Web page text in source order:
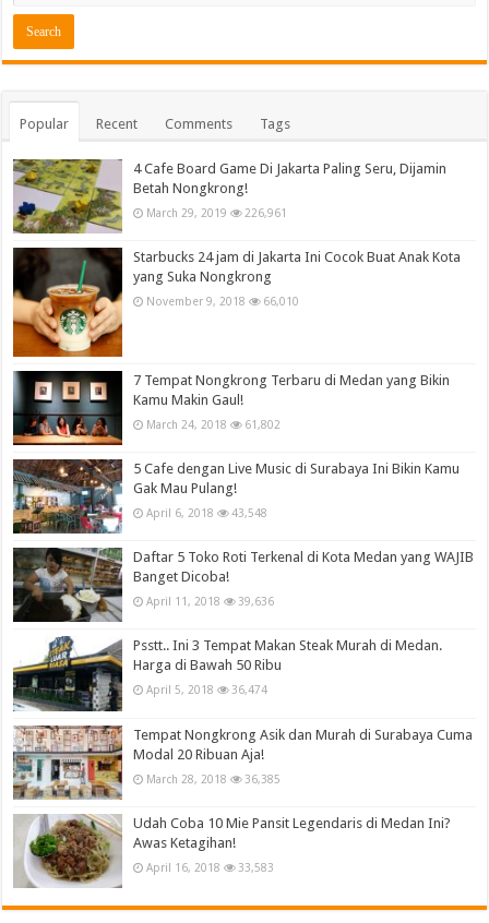
Popular Recent Comments Tags
4 Cafe Board Game Di Jakarta Paling Seru, Dijamin
Betah Nongkrong!
March 29, 2019 226,961
Starbucks 24 jam di Jakarta Ini Cocok Buat Anak Kota
yang Suka Nongkrong
November 9, 2018 66,010
7 Tempat Nongkrong Terbaru di Medan yang Bikin
Kamu Makin Gaul!
March 24, 2018 61,802
5 Cafe dengan Live Music di Surabaya Ini Bikin Kamu
Gak Mau Pulang!
April 6, 2018 43,548
Daftar 5 Toko Roti Terkenal di Kota Medan yang WAJIB
Banget Dicoba!
April 11, 2018 39,636
Psstt.. Ini 3 Tempat Makan Steak Murah di Medan.
Harga di Bawah 50 Ribu
April 5, 2018 36,474
Tempat Nongkrong Asik dan Murah di Surabaya Cuma
Modal 20 Ribuan Aja!
March 28, 2018 36,385
Udah Coba 10 Mie Pansit Legendaris di Medan Ini?
Awas Ketagihan!
April 16, 2018 33,583